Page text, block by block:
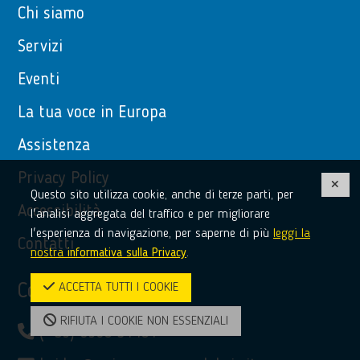
Chi siamo
Servizi
Eventi
La tua voce in Europa
Assistenza
Privacy Policy
Accessibilità
Contatti
Contatti
(+39) 0968 51481
Questo sito utilizza cookie, anche di terze parti, per
l'analisi aggregata del traffico e per migliorare
l'esperienza di navigazione, per saperne di più leggi la
nostrainformativa sulla Privacy.
ACCETTA TUTTI I COOKIE
RIFIUTA I COOKIE NON ESSENZIALI